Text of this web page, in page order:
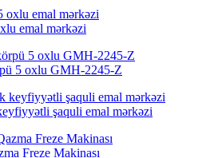
emal mərkəzi
5 oxlu GMH-2245-Z
şaquli emal mərkəzi
Freze Makinası